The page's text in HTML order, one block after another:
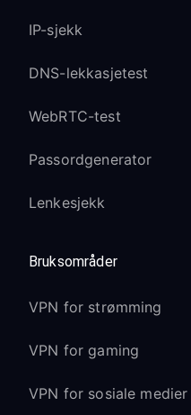
IP-sjekk
DNS-lekkasjetest
WebRTC-test
Passordgenerator
Lenkesjekk
Bruksområder
VPN for strømming
VPN for gaming
VPN for sosiale medier